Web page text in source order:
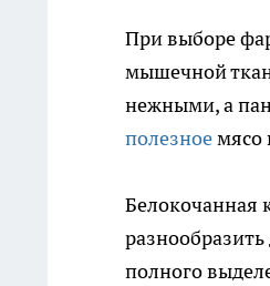
При выборе
мышечной
нежными, а
полезноемясо
Белокочанная
полного